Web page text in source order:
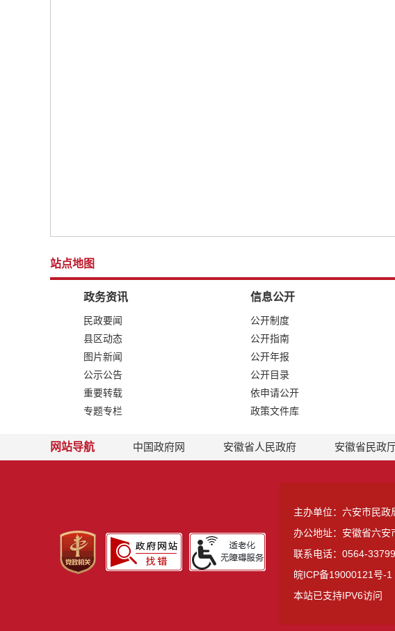
站点地图
政务资讯
民政要闻
县区动态
图片新闻
公示公告
重要转载
专题专栏
信息公开
公开制度
公开指南
公开年报
公开目录
依申请公开
政策文件库
网站导航 中国政府网 安徽省人民政府 安徽省民政
主办单位：六安市民政
办公地址：安徽省六安
联系电话：0564-
皖ICP备19000121号-1
本站已支持IPV6访问